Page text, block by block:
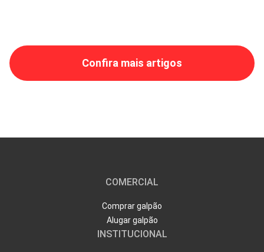
Confira mais artigos
COMERCIAL
Comprar galpão
Alugar galpão
INSTITUCIONAL